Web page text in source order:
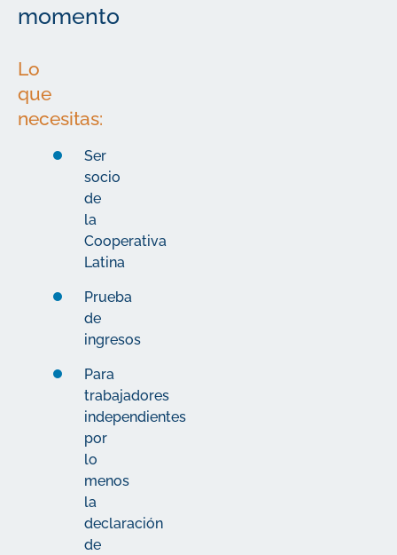
momento
Lo
que
necesitas:
Ser
socio
de
la
Cooperativa
Latina
Prueba
de
ingresos
Para
trabajadores
independientes
por
lo
menos
la
declaración
de